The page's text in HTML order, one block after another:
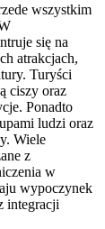
wszystkim
się na
atrakcjach,
Turyści
ciszy oraz
Ponadto
ludzi oraz
Wiele
z
w
wypoczynek
integracji